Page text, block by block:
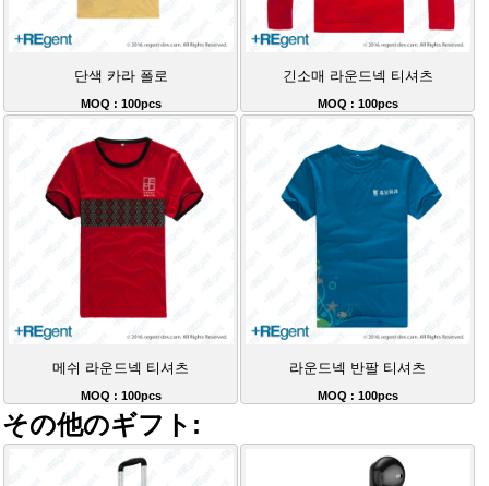
단색 카라 폴로
MOQ : 100pcs
긴소매 라운드넥 티셔츠
MOQ : 100pcs
메쉬 라운드넥 티셔츠
MOQ : 100pcs
라운드넥 반팔 티셔츠
MOQ : 100pcs
その他のギフト: